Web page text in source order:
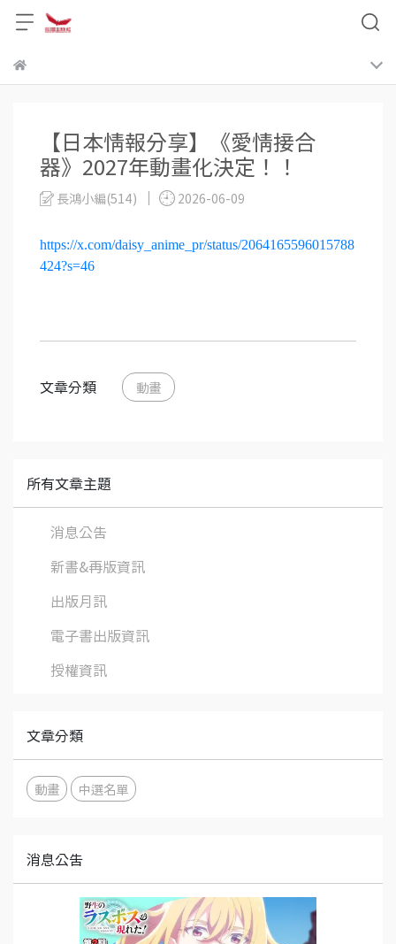
【日本情報分享】《愛情接合
器》2027年動畫化決定！！
長鴻小編(514) 2026-06-09
https://x.com/daisy_anime_pr/status/2064165596015788
424?s=46
文章分類 動畫
所有文章主題
消息公告
新書&再版資訊
出版月訊
電子書出版資訊
授權資訊
文章分類
動畫 中選名單
消息公告